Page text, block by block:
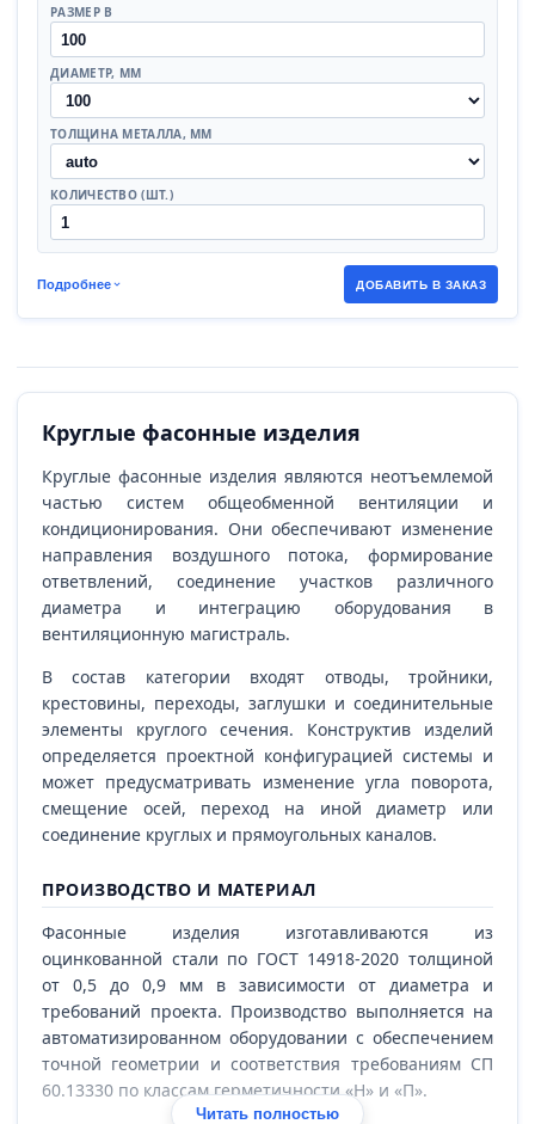
РАЗМЕР B
ДИАМЕТР, ММ
ТОЛЩИНА МЕТАЛЛА, ММ
КОЛИЧЕСТВО (ШТ.)
Подробнее ДОБАВИТЬ В ЗАКАЗ
Круглые фасонные изделия
Круглые фасонные изделия являются неотъемлемой
частью систем общеобменной вентиляции и
кондиционирования. Они обеспечивают изменение
направления воздушного потока, формирование
ответвлений, соединение участков различного
диаметра и интеграцию оборудования в
вентиляционную магистраль.
В состав категории входят отводы, тройники,
крестовины, переходы, заглушки и соединительные
элементы круглого сечения. Конструктив изделий
определяется проектной конфигурацией системы и
может предусматривать изменение угла поворота,
смещение осей, переход на иной диаметр или
соединение круглых и прямоугольных каналов.
ПРОИЗВОДСТВО И МАТЕРИАЛ
Фасонные изделия изготавливаются из
оцинкованной стали по ГОСТ 14918-2020 толщиной
от 0,5 до 0,9 мм в зависимости от диаметра и
требований проекта. Производство выполняется на
автоматизированном оборудовании с обеспечением
точной геометрии и соответствия требованиям СП
60.13330 по классам герметичности «Н» и «П».
Читать полностью